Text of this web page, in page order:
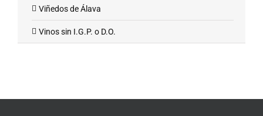
Viñedos de Álava
Vinos sin I.G.P. o D.O.